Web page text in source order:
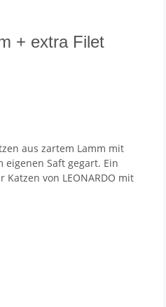
+ extra Filet
aus zartem Lamm mit
Saft gegart. Ein
von LEONARDO mit